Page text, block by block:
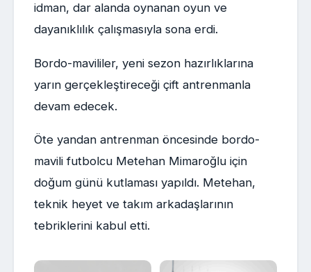
idman, dar alanda oynanan oyun ve
dayanıklılık çalışmasıyla sona erdi.
Bordo-mavililer, yeni sezon hazırlıklarına
yarın gerçekleştireceği çift antrenmanla
devam edecek.
Öte yandan antrenman öncesinde bordo-
mavili futbolcu Metehan Mimaroğlu için
doğum günü kutlaması yapıldı. Metehan,
teknik heyet ve takım arkadaşlarının
tebriklerini kabul etti.